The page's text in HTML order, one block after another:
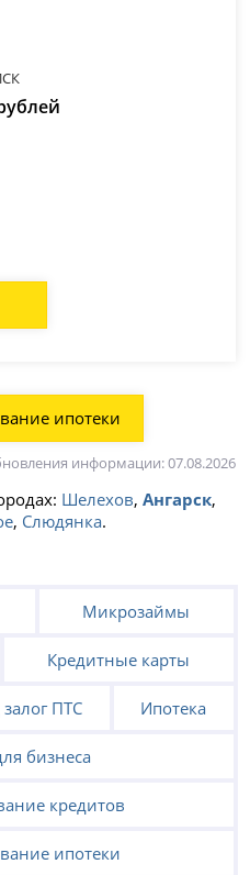
ипотеки
информации: 07.08.2026
Шелехов,Ангарск,
, Слюдянка.
Микрозаймы
Кредитные карты
ПТС Ипотека
бизнеса
кредитов
ипотеки